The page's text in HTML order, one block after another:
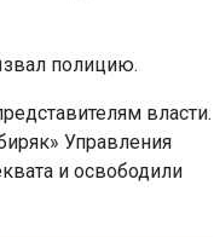
полицию.
власти.
Управления
и освободили